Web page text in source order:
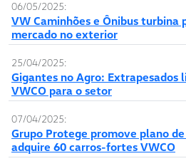
06/05/2025:
VW Caminhões e Ônibus
mercado no exterior
25/04/2025:
Gigantes no Agro: Extrapesados
VWCO para o setor
07/04/2025:
Grupo Protege promove plano
adquire 60 carros-fortes VWCO